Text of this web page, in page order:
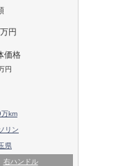
ター・禁煙車
万円
価格
円
万km
リン
県
右ハンドル